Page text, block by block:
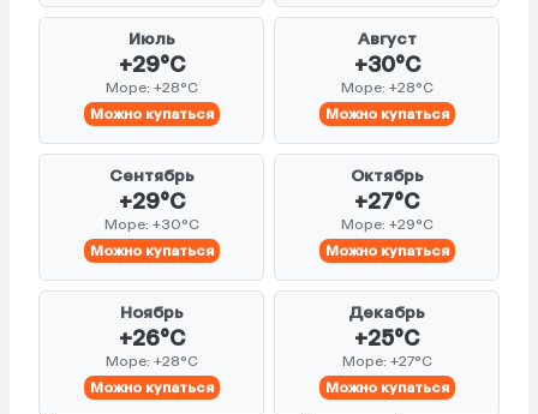
Июль
+29°C
Море: +28°C
Можно купаться
Август
+30°C
Море: +28°C
Можно купаться
Сентябрь
+29°C
Море: +30°C
Можно купаться
Октябрь
+27°C
Море: +29°C
Можно купаться
Ноябрь
+26°C
Море: +28°C
Можно купаться
Декабрь
+25°C
Море: +27°C
Можно купаться